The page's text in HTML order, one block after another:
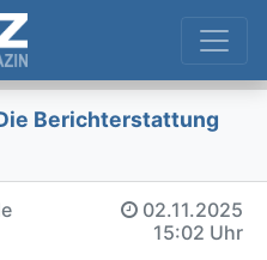
Bericht­erstattung
02.11.2025
15:02 Uhr